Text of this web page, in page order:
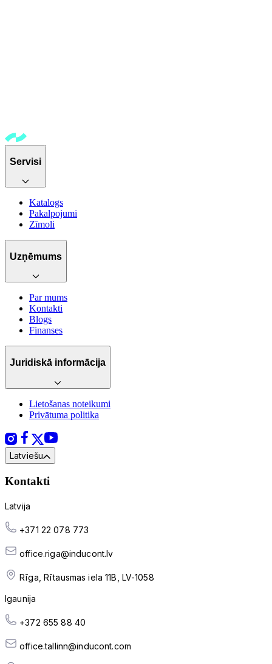
Servisi
Katalogs
Pakalpojumi
Zīmoli
Uzņēmums
Par mums
Kontakti
Blogs
Finanses
Juridiskā informācija
Lietošanas noteikumi
Privātuma politika
Latviešu
Kontakti
Latvija
+371 22 078 773
office.riga@inducont.lv
Rīga, Rītausmas iela 11B, LV-1058
Igaunija
+372 655 88 40
office.tallinn@inducont.com